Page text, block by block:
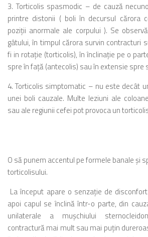
3. Torticolis spasmodic – de cauză
printre distonii ( boli în decursul cărora
poziţii anormale ale corpului ). Se
gâtului, în timpul cărora survin contracturi
fi in rotaţie (torticolis), în înclinaţie pe o
spre în faţă (antecolis) sau în extensie spre
4. Torticolis simptomatic – nu este decât
unei boli cauzale. Multe leziuni ale
sau ale regiunii cefei pot provoca un
O să punem accentul pe formele banale şi
torticolisului.
La început apare o senzaţie de
apoi capul se înclină într-o parte, din
unilaterale a muşchiului
contractură mai mult sau mai puţin